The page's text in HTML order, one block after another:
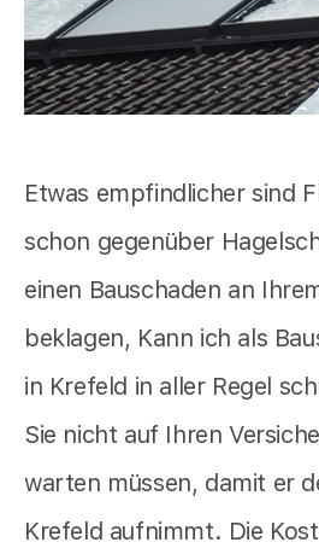
Etwas empfindlicher sind
schon gegenüber
einen Bauschaden an
beklagen, Kann ich als
in Krefeld in aller Regel
Sie nicht auf Ihren
warten müssen, damit er
Krefeld aufnimmt. Die